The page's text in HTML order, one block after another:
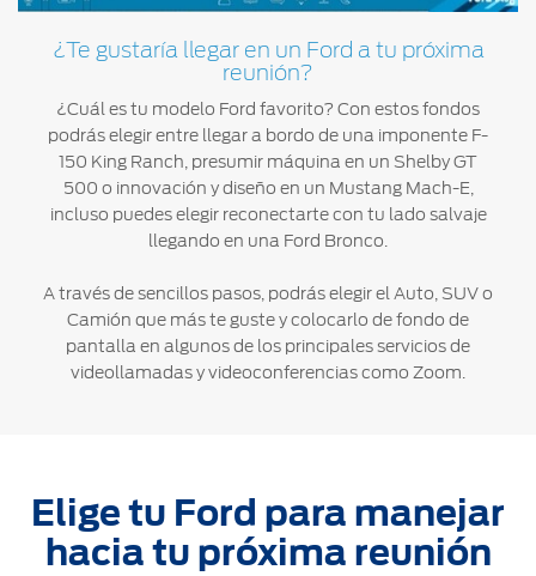
Localiza un
Distribuidor
Seminuevos
Certificados
Motorcraft®
¿Te gustaría llegar en un Ford a tu próxima
reunión?
¿Cuál es tu modelo Ford favorito? Con estos fondos
podrás elegir entre llegar a bordo de una imponente F-
150 King Ranch, presumir máquina en un Shelby GT
500 o innovación y diseño en un Mustang Mach-E,
incluso puedes elegir reconectarte con tu lado salvaje
llegando en una Ford Bronco.
A través de sencillos pasos, podrás elegir el Auto, SUV o
Camión que más te guste y colocarlo de fondo de
pantalla en algunos de los principales servicios de
videollamadas y videoconferencias como Zoom.
Elige tu Ford para manejar
hacia tu próxima reunión